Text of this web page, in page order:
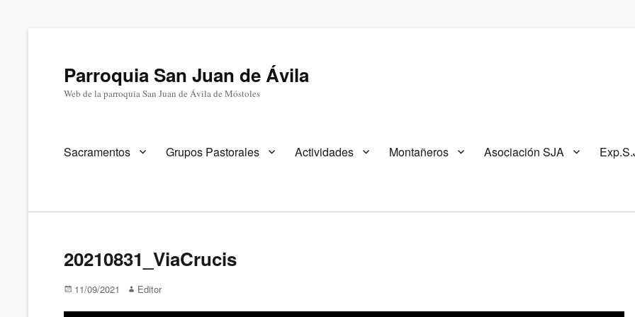
Parroquia San Juan de Ávila
Web de la parroquia San Juan de Ávila de Móstoles
Menú
Sacramentos Grupos Pastorales Actividades Montañeros Asociación SJA
20210831_ViaCrucis
Publicado
11/09/2021 AutorEditor